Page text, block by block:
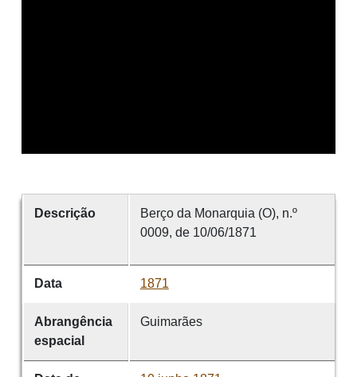
Descrição
Berço da Monarquia (O), n.º
0009, de 10/06/1871
Data 1871
Abrangência
espacial
Guimarães